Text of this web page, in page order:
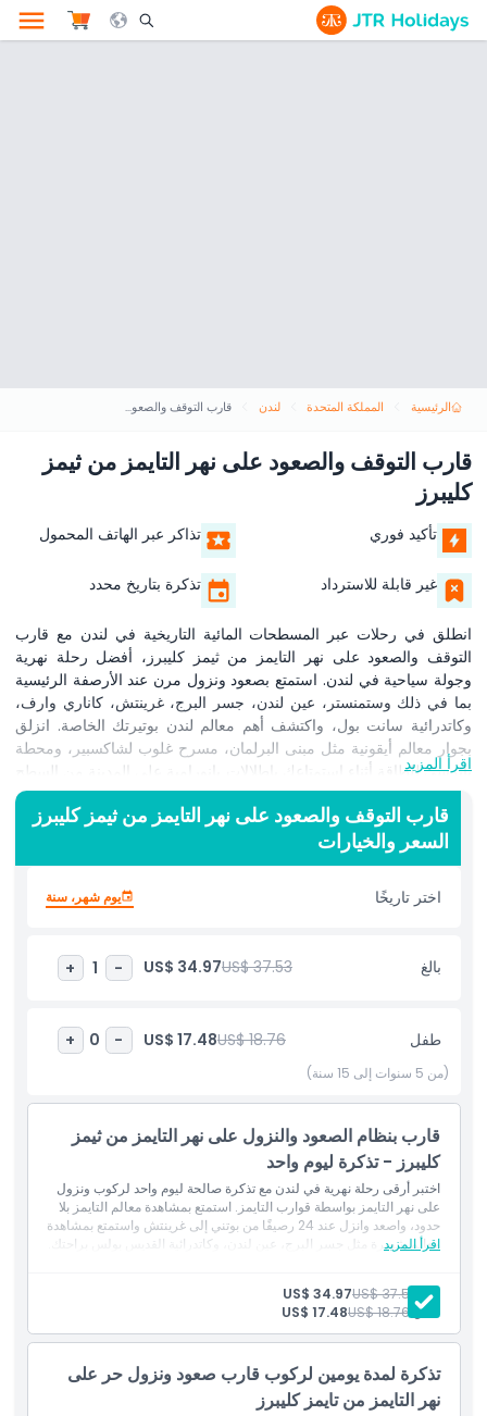
Search Opener Icon
الرئيسية المملكة المتحدة لندن قارب التوقف والصعود على نهر التايمز من ثيمز كليبرز
قارب التوقف والصعود على نهر التايمز من ثيمز
كليبرز
تأكيد فوري تذاكر عبر الهاتف المحمول
غير قابلة للاسترداد تذكرة بتاريخ محدد
انطلق في رحلات عبر المسطحات المائية التاريخية في لندن مع قارب
التوقف والصعود على نهر التايمز من ثيمز كليبرز، أفضل رحلة نهرية
وجولة سياحية في لندن. استمتع بصعود ونزول مرن عند الأرصفة الرئيسية
بما في ذلك وستمنستر، عين لندن، جسر البرج، غرينتش، كاناري وارف،
وكاتدرائية سانت بول، واكتشف أهم معالم لندن بوتيرتك الخاصة. انزلق
بجوار معالم أيقونية مثل مبنى البرلمان، مسرح غلوب لشاكسبير، ومحطة
باترسي للطاقة أثناء استمتاعك بإطلالات بانورامية على المدينة من السطح
المكشوف أو من الكبائن الداخلية المريحة. مثالي للأنشطة العائلية،
والمسافرين الفرديين، والمجموعات الشركاتية، تمنحك بطاقة ثيمز كليبرز
وصولاً غير محدود للنقل النهري ليوم واحد أو خيارات متعددة الأيام. استفد
من المغادرات المتكررة، والصعود بدون انتظار في الطوابير، والتعليق
الصوتي المفيد على متن القارب الذي يحيي تاريخ النهر الغني في لندن.
سواء كنت تخطط لبرنامج سفر رومانسي في لندن، عطلة ممتعة في
وشرق لندن، فقارب التوقف والصعود على نهر التايمز من ثيمز كليبرز هو
تذكرتك لتجربة جولة بالقارب لا تُنسى في لندن. احجز الآن لجولة ساحلية
أبرز المعالم
المتضمنات
سياسة الأطفال والبالغين
الاستثناءات
ساعات العمل
ما يجب معرفته
اقرأ المزيد
قارب التوقف والصعود على نهر التايمز من ثيمز كليبرز
السعر والخيارات
اختر تاريخًا يوم شهر، سنة
بالغ US$ 37.53
US$ 34.97
-
1
+
طفل US$ 18.76
US$ 17.48
-
0
+
(من 5 سنوات إلى 15 سنة)
قارب بنظام الصعود والنزول على نهر التايمز من ثيمز
كليبرز - تذكرة ليوم واحد
اختبر أرقى رحلة نهرية في لندن مع تذكرة صالحة ليوم واحد لركوب ونزول
على نهر التايمز بواسطة قوارب التايمز. استمتع بمشاهدة معالم التايمز بلا
حدود، واصعد وانزل عند 24 رصيفًا من بوتني إلى غرينتش واستمتع بمشاهدة
معالم شهيرة مثل جسر البرج، عين لندن، وكاتدرائية القديس بولس براحتك.
اقرأ المزيد
بالغ: US$ 37.53
US$ 34.97
طفل: US$ 18.76
US$ 17.48
تذكرة لمدة يومين لركوب قارب صعود ونزول حر على
نهر التايمز من تايمز كليبرز